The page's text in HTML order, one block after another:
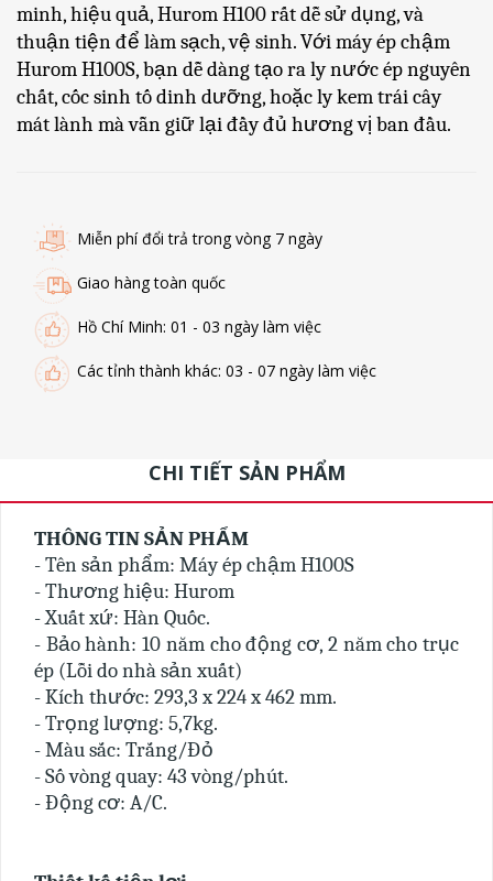
minh, hiệu quả, Hurom H100 rất dễ sử dụng, và
thuận tiện để làm sạch, vệ sinh. Với máy ép chậm
Hurom H100S, bạn dễ dàng tạo ra ly nước ép nguyên
chất, cốc sinh tố dinh dưỡng, hoặc ly kem trái cây
mát lành mà vẫn giữ lại đầy đủ hương vị ban đầu.
Miễn phí đổi trả trong vòng 7 ngày
Giao hàng toàn quốc
Hồ Chí Minh: 01 - 03 ngày làm việc
Các tỉnh thành khác: 03 - 07 ngày làm việc
CHI TIẾT SẢN PHẨM
THÔNG TIN SẢN PHẨM
- Tên sản phẩm: Máy ép chậm H100S
- Thương hiệu: Hurom
- Xuất xứ: Hàn Quốc.
- Bảo hành: 10 năm cho động cơ, 2 năm cho trục
ép (Lỗi do nhà sản xuất)
- Kích thước: 293,3 x 224 x 462 mm.
- Trọng lượng: 5,7kg.
- Màu sắc: Trắng/Đỏ
- Số vòng quay: 43 vòng/phút.
- Động cơ: A/C.